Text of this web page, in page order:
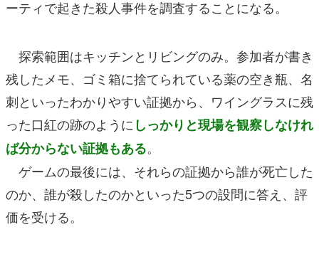
ーティで起きた殺人事件を調査することになる。
探索範囲はキッチンとリビングのみ。参加者が書き
残したメモ、ゴミ箱に捨てられている薬の空き瓶、名
刺といったわかりやすい証拠から、ワイングラスに残
った口紅の跡のようにしっかりと現場を観察しなけれ
ば分からない証拠もある。
ゲームの最後には、それらの証拠から誰が死亡した
のか、誰が殺したのかといった5つの設問に答え、評
価を受ける。